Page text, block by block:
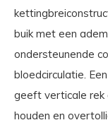
buik met een
ondersteunende
bloedcirculatie.
geeft verticale rek
houden en